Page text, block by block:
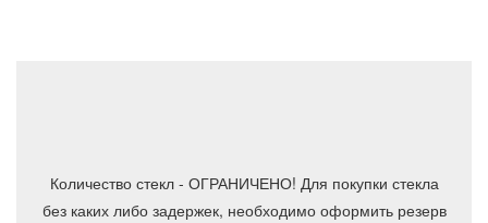
Количество стекл - ОГРАНИЧЕНО! Для покупки стекла
без каких либо задержек, необходимо оформить резерв